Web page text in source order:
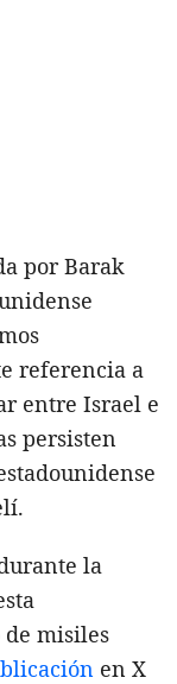
por Barak
referencia a
entre Israel e
persisten
la
misiles
en X